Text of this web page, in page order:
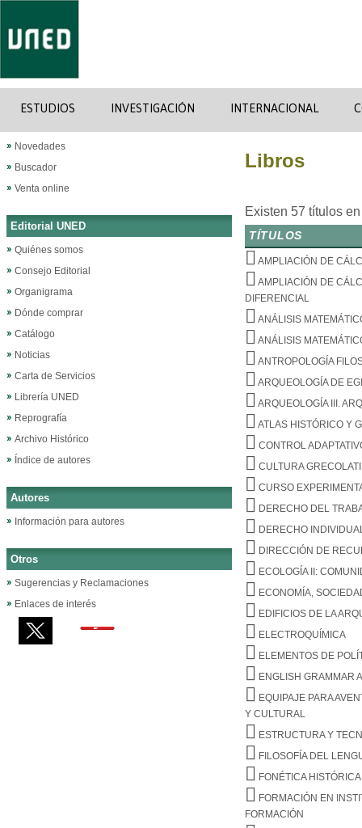
ESTUDIOS INVESTIGACIÓN INTERNACIONAL
Novedades
Buscador
Venta online
Editorial UNED
Quiénes somos
Consejo Editorial
Organigrama
Dónde comprar
Catálogo
Noticias
Carta de Servicios
Librería UNED
Reprografía
Archivo Histórico
Índice de autores
Autores
Información para autores
Otros
Sugerencias y Reclamaciones
Enlaces de interés
Libros
Existen 57 títulos
TÍTULOS
AMPLIACIÓN DE
AMPLIACIÓN DE
DIFERENCIAL
ANÁLISIS
ANÁLISIS
ANTROPOLOGÍA
ARQUEOLOGÍA DE
ARQUEOLOGÍA III.
ATLAS HISTÓRICO Y
CONTROL
CULTURA
CURSO
DERECHO DEL
DERECHO
DIRECCIÓN DE
ECOLOGÍA II:
ECONOMÍA,
EDIFICIOS DE LA
ELECTROQUÍMICA
ELEMENTOS DE
ENGLISH GRAMMAR
EQUIPAJE PARA
Y CULTURAL
ESTRUCTURA Y
FILOSOFÍA DEL
FONÉTICA
FORMACIÓN EN
FORMACIÓN